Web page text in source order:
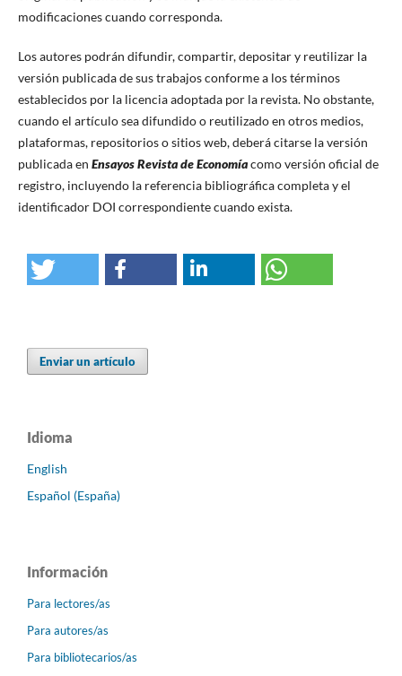
modificaciones cuando corresponda.
Los autores podrán difundir, compartir, depositar y reutilizar la
versión publicada de sus trabajos conforme a los términos
establecidos por la licencia adoptada por la revista. No obstante,
cuando el artículo sea difundido o reutilizado en otros medios,
plataformas, repositorios o sitios web, deberá citarse la versión
publicada en Ensayos Revista de Economíacomo versión oficial de
registro, incluyendo la referencia bibliográfica completa y el
identificador DOI correspondiente cuando exista.
Enviar un artículo
Idioma
English
Español (España)
Información
Para lectores/as
Para autores/as
Para bibliotecarios/as